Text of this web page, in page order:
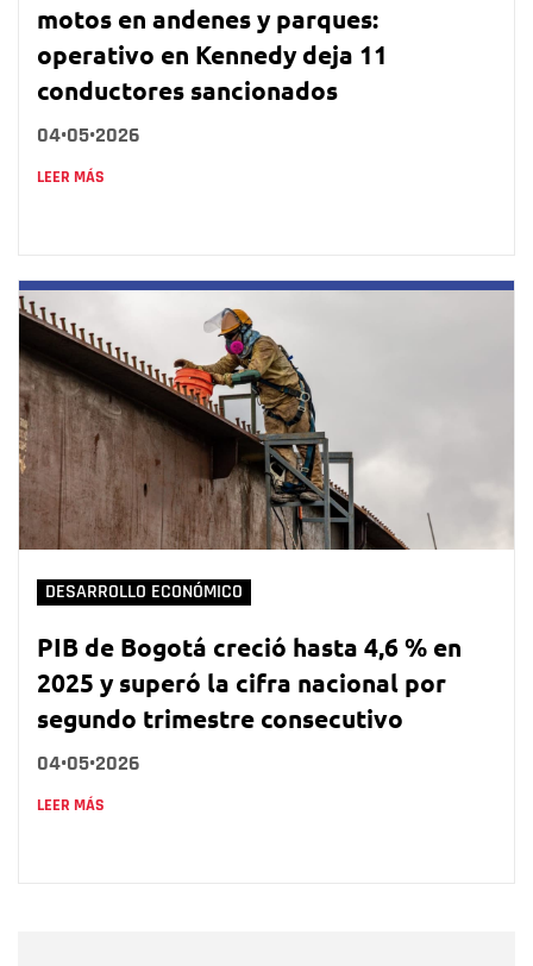
motos en andenes y parques:
operativo en Kennedy deja 11
conductores sancionados
04•05•2026
LEER MÁS
DESARROLLO ECONÓMICO
PIB de Bogotá creció hasta 4,6 % en
2025 y superó la cifra nacional por
segundo trimestre consecutivo
04•05•2026
LEER MÁS